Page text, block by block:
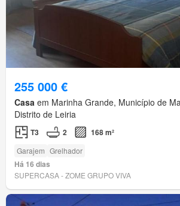
255 000 €
Casa em Marinha Grande, Município de
Distrito de Leiria
T3 2 168 m²
Garajem Grelhador
Há 16 dias
SUPERCASA - ZOME GRUPO VIVA